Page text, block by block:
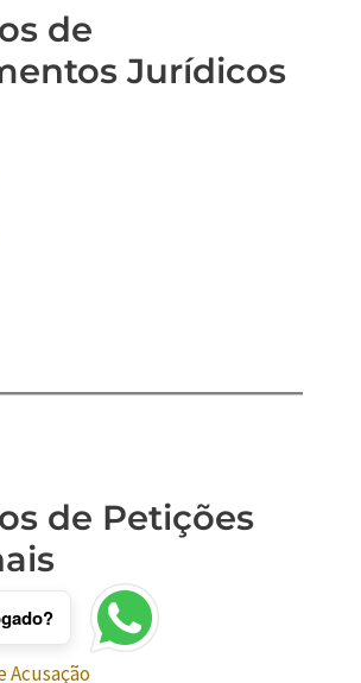
de
Jurídicos
de Petições
Acusação